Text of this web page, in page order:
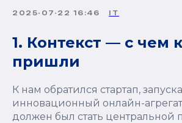
2025-07-22 16:46 IT
1. Контекст — с чем
пришли
К нам обратился стартап,
инновационный онлайн-
должен был стать центральной